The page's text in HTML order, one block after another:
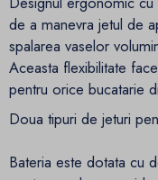
de a manevra jetul de
spalarea vaselor
Aceasta flexibilitate
pentru orice bucatarie
Doua tipuri de jeturi
Bateria este dotata cu